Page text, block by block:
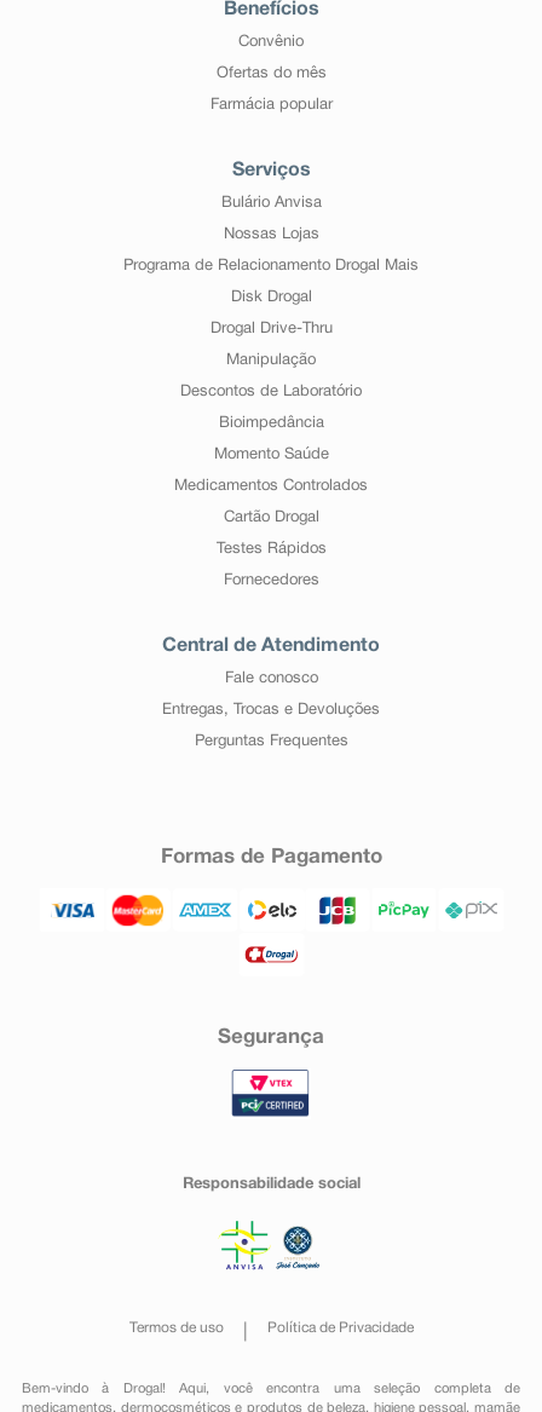
Benefícios
Convênio
Ofertas do mês
Farmácia popular
Serviços
Bulário Anvisa
Nossas Lojas
Programa de Relacionamento Drogal Mais
Disk Drogal
Drogal Drive-Thru
Manipulação
Descontos de Laboratório
Bioimpedância
Momento Saúde
Medicamentos Controlados
Cartão Drogal
Testes Rápidos
Fornecedores
Central de Atendimento
Fale conosco
Entregas, Trocas e Devoluções
Perguntas Frequentes
Formas de Pagamento
Segurança
Responsabilidade social
Termos de uso Política de Privacidade
Bem-vindo à Drogal! Aqui, você encontra uma seleção completa de
medicamentos , dermocosméticos e produtos de beleza, higiene pessoal ,mamãe